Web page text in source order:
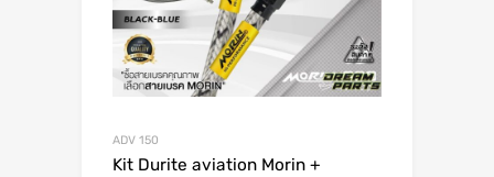
ADV 150
Kit Durite aviation Morin +